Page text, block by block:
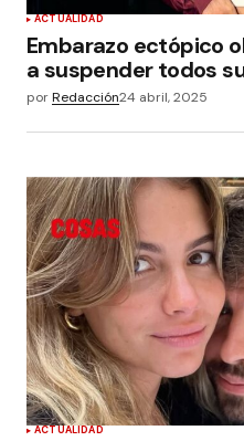
ACTUALIDAD
Embarazo ectópico
a suspender todos
porRedacción24 abril, 2025
ACTUALIDAD